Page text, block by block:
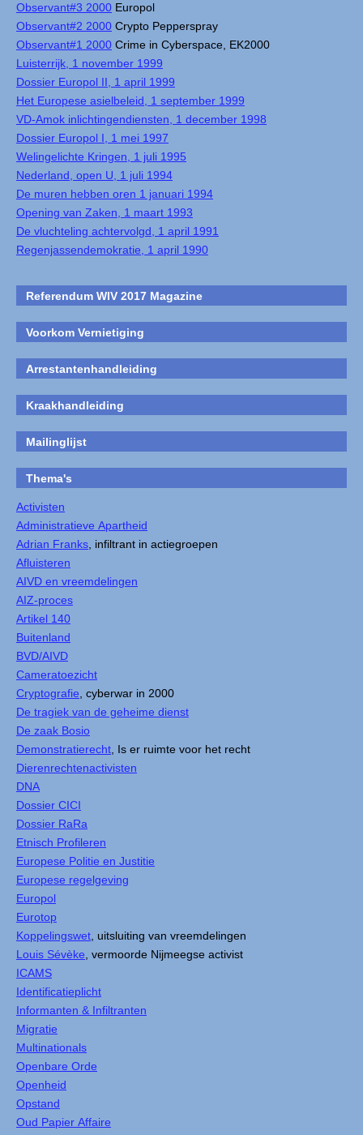
Observant#3 2000 Europol
Observant#2 2000 Crypto Pepperspray
Observant#1 2000 Crime in Cyberspace, EK2000
Luisterrijk, 1 november 1999
Dossier Europol II, 1 april 1999
Het Europese asielbeleid, 1 september 1999
VD-Amok inlichtingendiensten, 1 december 1998
Dossier Europol I, 1 mei 1997
Welingelichte Kringen, 1 juli 1995
Nederland, open U, 1 juli 1994
De muren hebben oren 1 januari 1994
Opening van Zaken, 1 maart 1993
De vluchteling achtervolgd, 1 april 1991
Regenjassendemokratie, 1 april 1990
Referendum WIV 2017 Magazine
Voorkom Vernietiging
Arrestantenhandleiding
Kraakhandleiding
Mailinglijst
Thema's
Activisten
Administratieve Apartheid
Adrian Franks , infiltrant in actiegroepen
Afluisteren
AIVD en vreemdelingen
AIZ-proces
Artikel 140
Buitenland
BVD/AIVD
Cameratoezicht
Cryptografie , cyberwar in 2000
De tragiek van de geheime dienst
De zaak Bosio
Demonstratierecht , Is er ruimte voor het recht
Dierenrechtenactivisten
DNA
Dossier CICI
Dossier RaRa
Etnisch Profileren
Europese Politie en Justitie
Europese regelgeving
Europol
Eurotop
Koppelingswet , uitsluiting van vreemdelingen
Louis Sévèke , vermoorde Nijmeegse activist
ICAMS
Identificatieplicht
Informanten & Infiltranten
Migratie
Multinationals
Openbare Orde
Openheid
Opstand
Oud Papier Affaire